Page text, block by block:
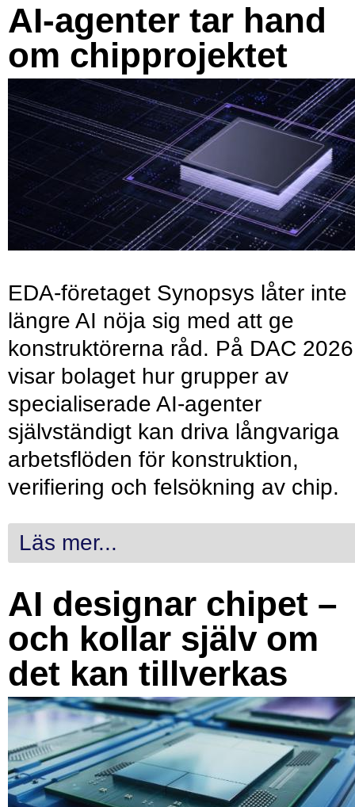
AI-agenter tar hand
om chipprojektet
EDA-företaget Synopsys låter inte
längre AI nöja sig med att ge
konstruktörerna råd. På DAC 2026
visar bolaget hur grupper av
specialiserade AI-agenter
självständigt kan driva långvariga
arbetsflöden för konstruktion,
verifiering och felsökning av chip.
Läs mer...
AI designar chipet –
och kollar själv om
det kan tillverkas